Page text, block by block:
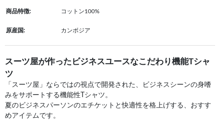
商品特徴: コットン100%
原産国: カンボジア
スーツ屋が作ったビジネスユースなこだわり機能Tシャ
ツ
「スーツ屋」ならではの視点で開発された、ビジネスシーンの身嗜
みをサポートする機能性Tシャツ。
夏のビジネスパーソンのエチケットと快適性を格上げする、おすす
めアイテムです。